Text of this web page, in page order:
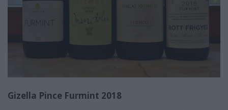
Gizella Pince Furmint 2018